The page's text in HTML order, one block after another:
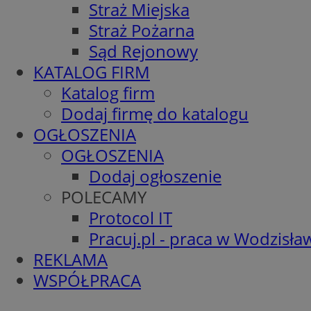
Straż Miejska
Straż Pożarna
Sąd Rejonowy
KATALOG FIRM
Katalog firm
Dodaj firmę do katalogu
OGŁOSZENIA
OGŁOSZENIA
Dodaj ogłoszenie
POLECAMY
Protocol IT
Pracuj.pl - praca w
REKLAMA
WSPÓŁPRACA